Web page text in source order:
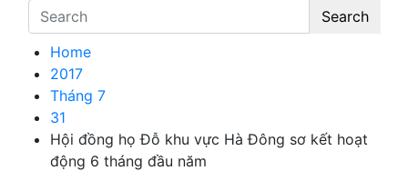
Search
Home
2017
Tháng 7
31
Hội đồng họ Đỗ khu vực Hà Đông sơ kết hoạt
động 6 tháng đầu năm